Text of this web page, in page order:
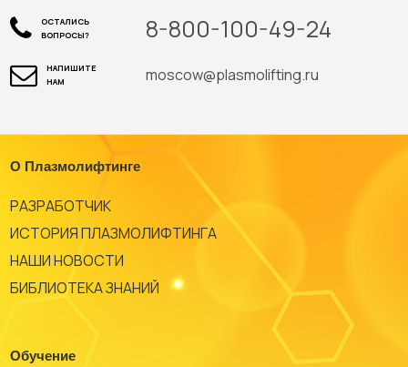
ОСТАЛИСЬ
ВОПРОСЫ?
8-800-100-49-24
НАПИШИТЕ
НАМ
moscow@plasmolifting.ru
О Плазмолифтинге
РАЗРАБОТЧИК
ИСТОРИЯ ПЛАЗМОЛИФТИНГА
НАШИ НОВОСТИ
БИБЛИОТЕКА ЗНАНИЙ
Обучение